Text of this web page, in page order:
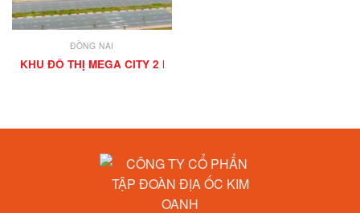
ĐỒNG NAI
KHU ĐÔ THỊ MEGA CITY 2 PHÚ HỘI NHƠN TRẠCH